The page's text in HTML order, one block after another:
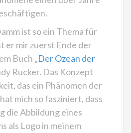
ist so ein Thema für
er mir zuerst Ende der
Buch „Der Ozean der
Rucker. Das Konzept
das ein Phänomen der
mich so fasziniert, dass
die Abbildung eines
als Logo in meinem